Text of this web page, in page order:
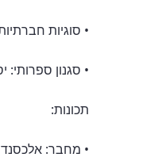
• סוגיות
• סגנון ספרותי:
תכונות:
• מחבר: